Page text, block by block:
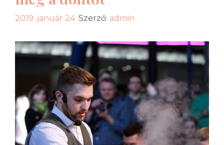
2019. január 24. Szerző: admin